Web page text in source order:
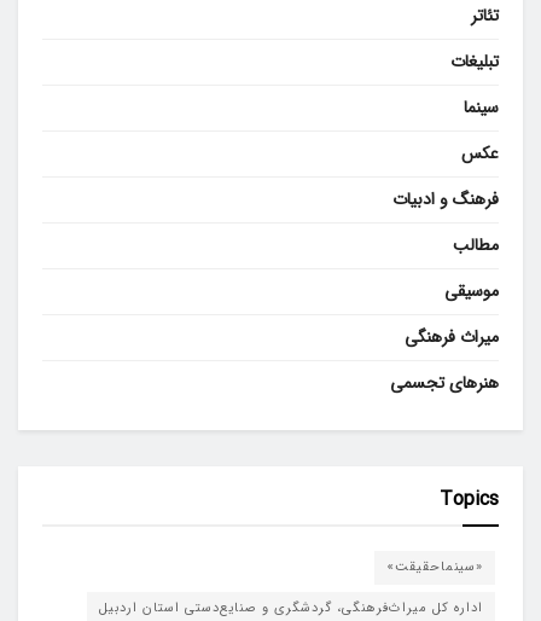
تئاتر
تبلیغات
سینما
عکس
فرهنگ و ادبیات
مطالب
موسیقی
میراث فرهنگی
هنرهای تجسمی
Topics
«سینماحقیقت»
اداره کل میراث‌فرهنگی، گردشگری و صنایع‌دستی استان اردبیل